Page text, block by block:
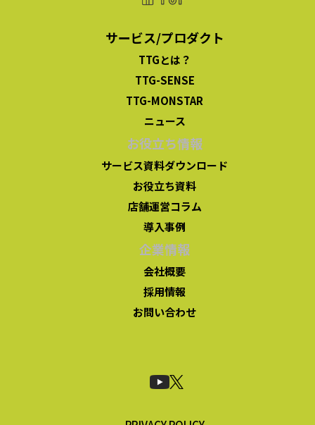
サービス/プロダクト
TTGとは？
TTG-SENSE
TTG-MONSTAR
ニュース
お役立ち情報
サービス資料ダウンロード
お役立ち資料
店舗運営コラム
導入事例
企業情報
会社概要
採用情報
お問い合わせ